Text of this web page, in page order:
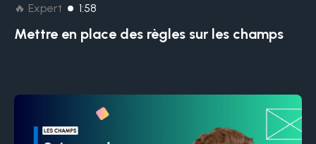
🔥 Expert 1:58
Mettre en place des règles sur les champs